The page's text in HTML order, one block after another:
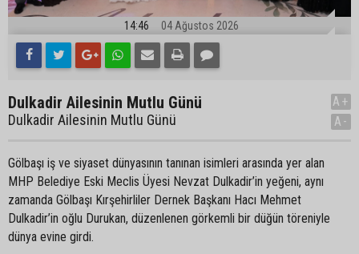
14:46 04 Ağustos 2026
Dulkadir Ailesinin Mutlu Günü
Dulkadir Ailesinin Mutlu Günü
A+
A-
Gölbaşı iş ve siyaset dünyasının tanınan isimleri arasında yer alan
MHP Belediye Eski Meclis Üyesi Nevzat Dulkadir’in yeğeni, aynı
zamanda Gölbaşı Kırşehirliler Dernek Başkanı Hacı Mehmet
Dulkadir’in oğlu Durukan, düzenlenen görkemli bir düğün töreniyle
dünya evine girdi.